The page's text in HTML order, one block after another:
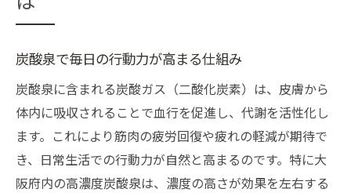
炭酸泉で毎日の行動力が高まる仕組み
炭酸泉に含まれる炭酸ガス（二酸化炭素）は、皮膚から
体内に吸収されることで血行を促進し、代謝を活性化し
ます。これにより筋肉の疲労回復や疲れの軽減が期待で
き、日常生活での行動力が自然と高まるのです。特に大
阪府内の高濃度炭酸泉は、濃度の高さが効果を左右する